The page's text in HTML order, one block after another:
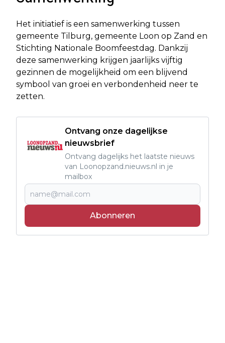
Het initiatief is een samenwerking tussen
gemeente Tilburg, gemeente Loon op Zand en
Stichting Nationale Boomfeestdag. Dankzij
deze samenwerking krijgen jaarlijks vijftig
gezinnen de mogelijkheid om een blijvend
symbool van groei en verbondenheid neer te
zetten.
Ontvang onze dagelijkse
nieuwsbrief
Ontvang dagelijks het laatste nieuws
van Loonopzand.nieuws.nl in je
mailbox
Abonneren